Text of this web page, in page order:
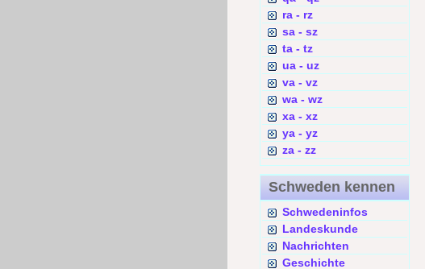
ra - rz
sa - sz
ta - tz
ua - uz
va - vz
wa - wz
xa - xz
ya - yz
za - zz
Schweden kennen
Schwedeninfos
Landeskunde
Nachrichten
Geschichte